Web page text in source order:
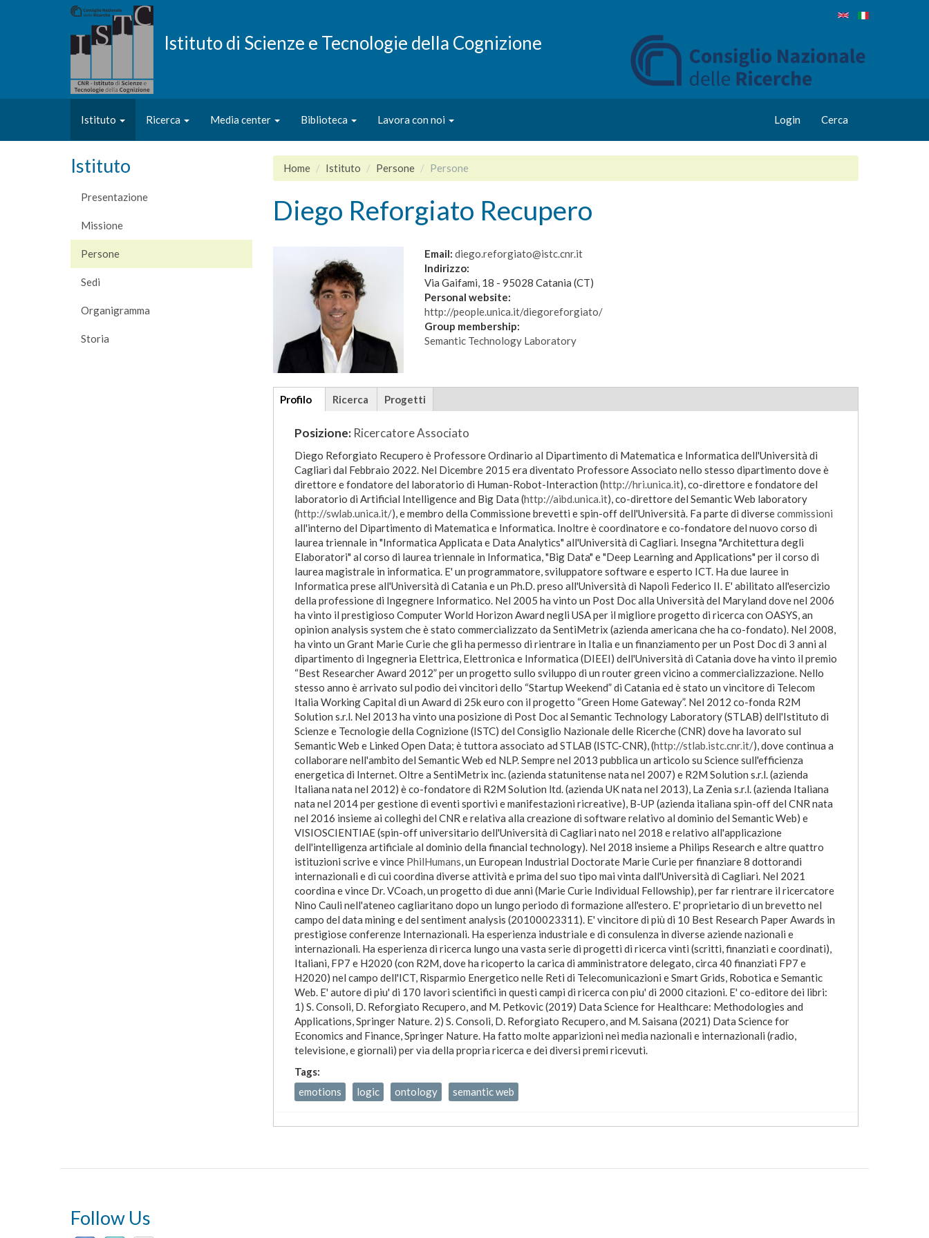
Istituto di Scienze e Tecnologie della Cognizione
Istituto Ricerca Media center Biblioteca Lavora con noi Login Cerca
Istituto
Presentazione
Missione
Persone
Sedi
Organigramma
Storia
Home Istituto Persone Persone
Diego Reforgiato Recupero
Email: diego.reforgiato@istc.cnr.it
Indirizzo:
Via Gaifami, 18 - 95028 Catania (CT)
Personal website:
http://people.unica.it/diegoreforgiato/
Group membership:
Semantic Technology Laboratory
Additional
details
Profilo(scheda
attiva)
Ricerca Progetti
Posizione: Ricercatore Associato
Diego Reforgiato Recupero è Professore Ordinario al Dipartimento di Matematica e Informatica dell'Università di
Cagliari dal Febbraio 2022. Nel Dicembre 2015 era diventato Professore Associato nello stesso dipartimento dove è
direttore e fondatore del laboratorio di Human-Robot-Interaction (http://hri.unica.it), co-direttore e fondatore del
laboratorio di Artificial Intelligence and Big Data (http://aibd.unica.it), co-direttore del Semantic Web laboratory
(http://swlab.unica.it/), e membro della Commissione brevetti e spin-off dell'Università. Fa parte di diversecommissioni
all'interno del Dipartimento di Matematica e Informatica. Inoltre è coordinatore e co-fondatore del nuovo corso di
laurea triennale in "Informatica Applicata e Data Analytics" all'Università di Cagliari. Insegna "Architettura degli
Elaboratori" al corso di laurea triennale in Informatica, "Big Data" e "Deep Learning and Applications" per il corso di
laurea magistrale in informatica. E' un programmatore, sviluppatore software e esperto ICT. Ha due lauree in
Informatica prese all'Università di Catania e un Ph.D. preso all'Università di Napoli Federico II. E' abilitato all'esercizio
della professione di Ingegnere Informatico. Nel 2005 ha vinto un Post Doc alla Università del Maryland dove nel 2006
ha vinto il prestigioso Computer World Horizon Award negli USA per il migliore progetto di ricerca con OASYS, an
opinion analysis system che è stato commercializzato da SentiMetrix (azienda americana che ha co-fondato). Nel 2008,
ha vinto un Grant Marie Curie che gli ha permesso di rientrare in Italia e un finanziamento per un Post Doc di 3 anni al
dipartimento di Ingegneria Elettrica, Elettronica e Informatica (DIEEI) dell'Università di Catania dove ha vinto il premio
“Best Researcher Award 2012” per un progetto sullo sviluppo di un router green vicino a commercializzazione. Nello
stesso anno è arrivato sul podio dei vincitori dello “Startup Weekend” di Catania ed è stato un vincitore di Telecom
Italia Working Capital di un Award di 25k euro con il progetto “Green Home Gateway”. Nel 2012 co-fonda R2M
Solution s.r.l. Nel 2013 ha vinto una posizione di Post Doc al Semantic Technology Laboratory (STLAB) dell'Istituto di
Scienze e Tecnologie della Cognizione (ISTC) del Consiglio Nazionale delle Ricerche (CNR) dove ha lavorato sul
Semantic Web e Linked Open Data; è tuttora associato ad STLAB (ISTC-CNR), (http://stlab.istc.cnr.it/), dove continua a
collaborare nell'ambito del Semantic Web ed NLP. Sempre nel 2013 pubblica un articolo su Science sull'efficienza
energetica di Internet. Oltre a SentiMetrix inc. (azienda statunitense nata nel 2007) e R2M Solution s.r.l. (azienda
Italiana nata nel 2012) è co-fondatore di R2M Solution ltd. (azienda UK nata nel 2013), La Zenia s.r.l. (azienda Italiana
nata nel 2014 per gestione di eventi sportivi e manifestazioni ricreative), B-UP (azienda italiana spin-off del CNR nata
nel 2016 insieme ai colleghi del CNR e relativa alla creazione di software relativo al dominio del Semantic Web) e
VISIOSCIENTIAE (spin-off universitario dell'Università di Cagliari nato nel 2018 e relativo all'applicazione
dell'intelligenza artificiale al dominio della financial technology). Nel 2018 insieme a Philips Research e altre quattro
istituzioni scrive e vince PhilHumans, un European Industrial Doctorate Marie Curie per finanziare 8 dottorandi
internazionali e di cui coordina diverse attività e prima del suo tipo mai vinta dall'Università di Cagliari. Nel 2021
coordina e vince Dr. VCoach, un progetto di due anni (Marie Curie Individual Fellowship), per far rientrare il ricercatore
Nino Cauli nell'ateneo cagliaritano dopo un lungo periodo di formazione all'estero. E' proprietario di un brevetto nel
campo del data mining e del sentiment analysis (20100023311). E' vincitore di più di 10 Best Research Paper Awards in
prestigiose conferenze Internazionali. Ha esperienza industriale e di consulenza in diverse aziende nazionali e
internazionali. Ha esperienza di ricerca lungo una vasta serie di progetti di ricerca vinti (scritti, finanziati e coordinati),
Italiani, FP7 e H2020 (con R2M, dove ha ricoperto la carica di amministratore delegato, circa 40 finanziati FP7 e
H2020) nel campo dell'ICT, Risparmio Energetico nelle Reti di Telecomunicazioni e Smart Grids, Robotica e Semantic
Web. E' autore di piu' di 170 lavori scientifici in questi campi di ricerca con piu' di 2000 citazioni. E' co-editore dei libri:
1) S. Consoli, D. Reforgiato Recupero, and M. Petkovic (2019) Data Science for Healthcare: Methodologies and
Applications, Springer Nature. 2) S. Consoli, D. Reforgiato Recupero, and M. Saisana (2021) Data Science for
Economics and Finance, Springer Nature. Ha fatto molte apparizioni nei media nazionali e internazionali (radio,
televisione, e giornali) per via della propria ricerca e dei diversi premi ricevuti.
Tags:
emotions
logic ontology semantic web
Follow Us